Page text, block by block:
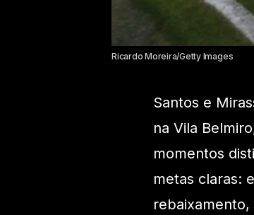
Ricardo Moreira/Getty Images
Santos e
na Vila
momentos
metas claras: